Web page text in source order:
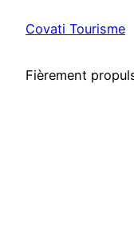
Covati Tourisme
Fièrement